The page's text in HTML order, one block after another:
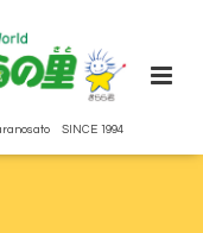
SINCE 1994